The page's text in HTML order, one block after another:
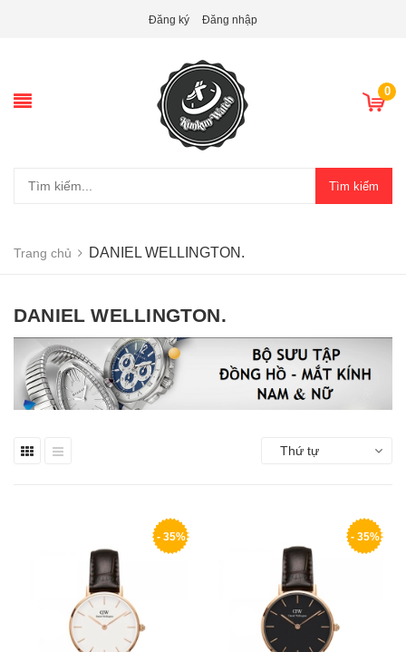
Đăng ký Đăng nhập
0
Tìm kiếm
Trang chủ DANIEL WELLINGTON.
DANIEL WELLINGTON.
Thứ tự
- 35% - 35%